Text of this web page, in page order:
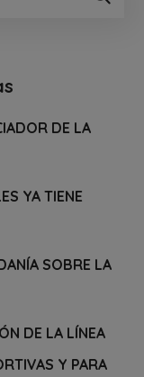
DE LA
YA TIENE
SOBRE LA
DE LA LÍNEA
Y PARA